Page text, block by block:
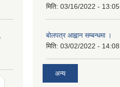
मिति: 03/16/2022 - 13:05
बोलपत्र आह्वान सम्बन्धमा ।
मिति: 03/02/2022 - 14:08
अन्य